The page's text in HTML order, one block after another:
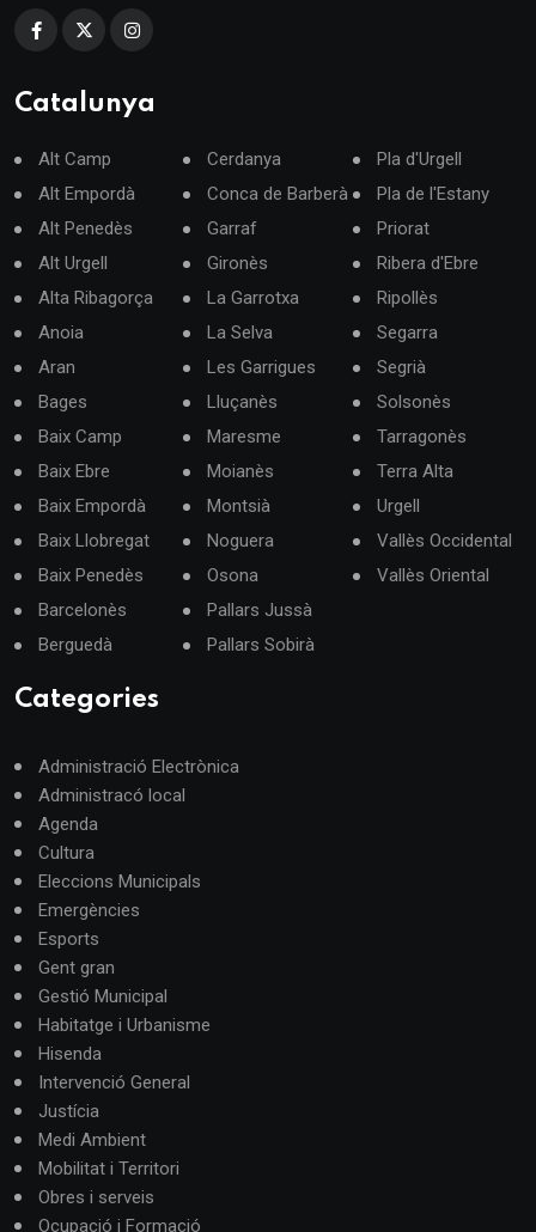
Catalunya
Alt Camp
Alt Empordà
Alt Penedès
Alt Urgell
Alta Ribagorça
Anoia
Aran
Bages
Baix Camp
Baix Ebre
Baix Empordà
Baix Llobregat
Baix Penedès
Barcelonès
Berguedà
Cerdanya
Conca de Barberà
Garraf
Gironès
La Garrotxa
La Selva
Les Garrigues
Lluçanès
Maresme
Moianès
Montsià
Noguera
Osona
Pallars Jussà
Pallars Sobirà
Pla d'Urgell
Pla de l'Estany
Priorat
Ribera d'Ebre
Ripollès
Segarra
Segrià
Solsonès
Tarragonès
Terra Alta
Urgell
Vallès Occidental
Vallès Oriental
Categories
Administració Electrònica
Administracó local
Agenda
Cultura
Eleccions Municipals
Emergències
Esports
Gent gran
Gestió Municipal
Habitatge i Urbanisme
Hisenda
Intervenció General
Justícia
Medi Ambient
Mobilitat i Territori
Obres i serveis
Ocupació i Formació